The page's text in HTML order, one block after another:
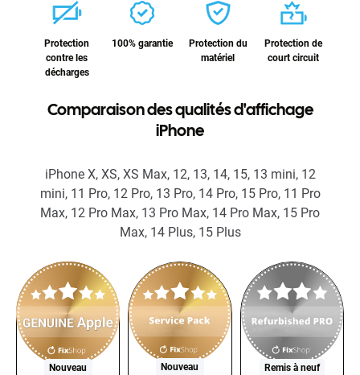
Protection
contre les
décharges
100% garantie
Protection du
matériel
Protection de
court circuit
Comparaison des qualités d'affichage
iPhone
iPhone X, XS, XS Max, 12, 13, 14, 15, 13 mini, 12
mini, 11 Pro, 12 Pro, 13 Pro, 14 Pro, 15 Pro, 11 Pro
Max, 12 Pro Max, 13 Pro Max, 14 Pro Max, 15 Pro
Max, 14 Plus, 15 Plus
Nouveau Nouveau Remis à neuf